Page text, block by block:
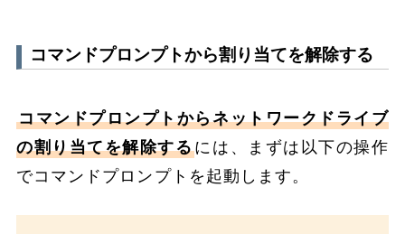
コマンドプロンプトから割り当てを解除する
コマンドプロンプトからネットワークドライブ
の割り当てを解除するには、まずは以下の操作
でコマンドプロンプトを起動します。